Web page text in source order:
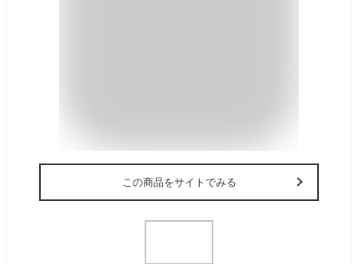
この商品をサイトでみる